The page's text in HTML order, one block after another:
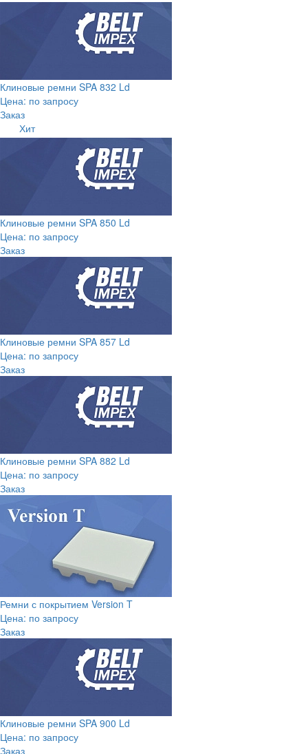
Клиновые ремни SPA 832 Ld
Цена: по запросу
Заказ
Хит
Клиновые ремни SPA 850 Ld
Цена: по запросу
Заказ
Клиновые ремни SPA 857 Ld
Цена: по запросу
Заказ
Клиновые ремни SPA 882 Ld
Цена: по запросу
Заказ
Ремни с покрытием Version T
Цена: по запросу
Заказ
Клиновые ремни SPA 900 Ld
Цена: по запросу
Заказ